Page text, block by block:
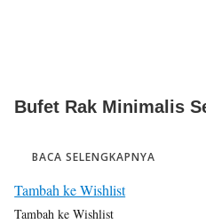
Bufet Rak Minimalis
BACA SELENGKAPNYA
Tambah ke Wishlist
Tambah ke Wishlist